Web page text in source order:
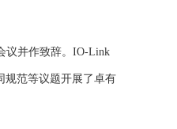
议并作致辞。IO-Link
规范等议题开展了卓有